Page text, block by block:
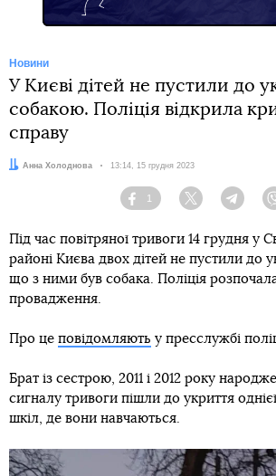
Новини
У Києві дітей не пустили до
собакою. Поліція відкрила
справу
Автор:
Анна Холоднова Дата:
13:14, 15 грудня 2023
Facebook
1
Twitter
Під час повітряної тривоги 14 грудня у
районі Києва двох дітей не пустили до
що з ними був собака. Поліція
провадження.
Про це повідомляють у пресслужбі
Брат із сестрою, 2011 і 2012 року
сигналу тривоги пішли до укриття
шкіл, де вони навчаються.